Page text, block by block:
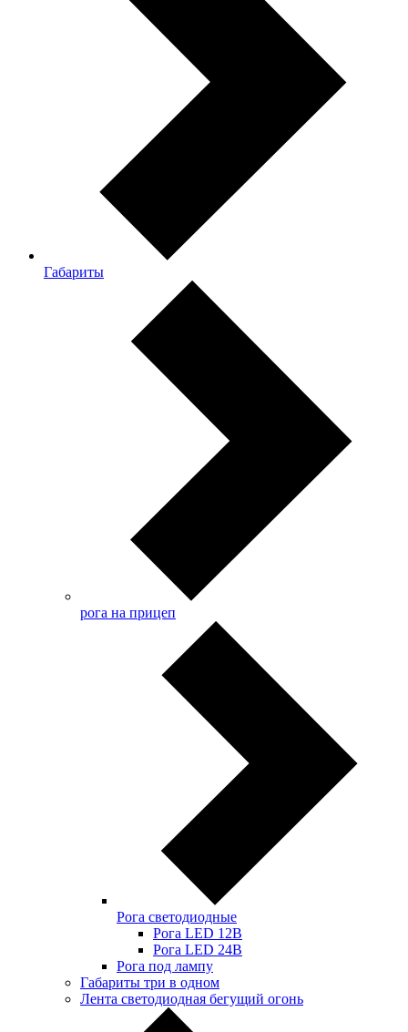
Габариты
рога на прицеп
Рога светодиодные
Рога LED 12В
Рога LED 24В
Рога под лампу
Габариты три в одном
Лента светодиодная бегущий огонь